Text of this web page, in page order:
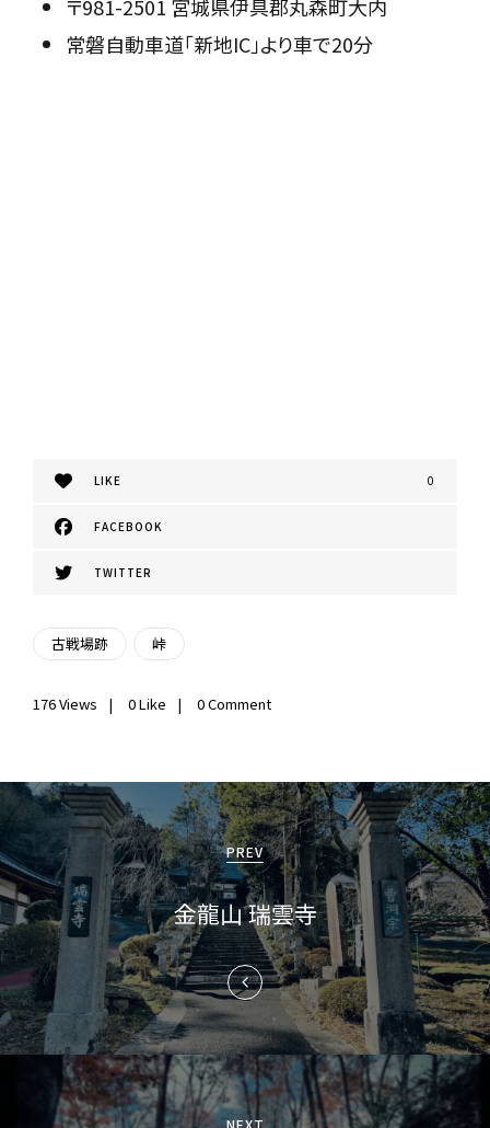
〒981-2501 宮城県伊具郡丸森町大内
常磐自動車道「新地IC」より車で20分
LIKE 0
FACEBOOK
TWITTER
古戦場跡 峠
176Views 0Like 0 Comment
投
稿
ナ
ビ
ゲ
ー
PREV
金龍山 瑞雲寺